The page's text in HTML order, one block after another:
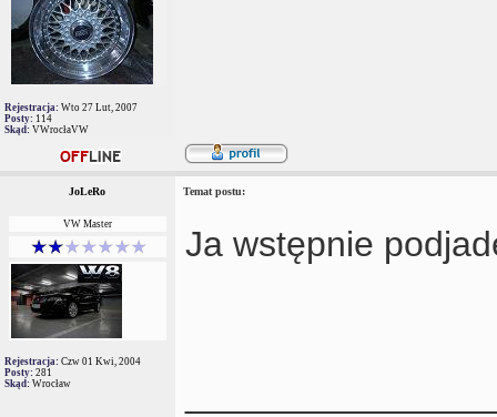
Rejestracja: Wto 27 Lut, 2007
Posty: 114
Skąd: VWrocłaVW
JoLeRo Temat postu:
VW Master
Rejestracja: Czw 01 Kwi, 2004
Posty: 281
Skąd: Wrocław
Ja wstępnie